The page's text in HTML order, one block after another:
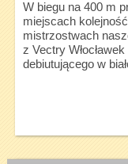
W biegu na 400 m
miejscach
mistrzostwach
z Vectry
debiutującego w